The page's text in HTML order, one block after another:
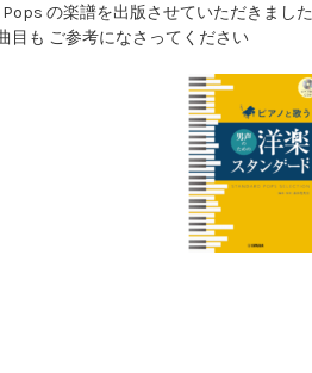
の楽譜を出版させていただきました
目も ご参考になさってください